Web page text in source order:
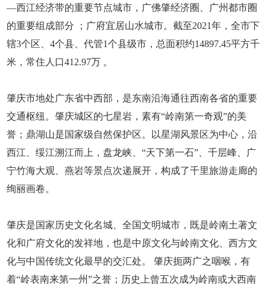
—西江经济带的重要节点城市，广佛肇经济圈、广州都市圈
的重要组成部分 ；广府宜居山水城市。截至2021年，全市下
辖3个区、4个县、代管1个县级市，总面积约14897.45平方千
米，常住人口412.97万 。
肇庆市地处广东省中西部，是东南沿海通往西南各省的重要
交通枢纽。肇庆城区的七星岩，素有“岭南第一奇观”的美
誉；鼎湖山是国家级自然保护区。以星湖风景区为中心，沿
西江、绥江溯江而上，盘龙峡、“天下第一石”、千层峰、广
宁竹海大观、燕岩等景点次递展开，构成了千里旅游走廊的
绚丽画卷。
肇庆是国家历史文化名城、全国文明城市，既是岭南土著文
化和广府文化的发祥地，也是中原文化与岭南文化、西方文
化与中国传统文化最早的交汇处。 肇庆扼两广之咽喉，有
着“岭表南来第一州”之誉；历史上曾五次成为岭南或大西南